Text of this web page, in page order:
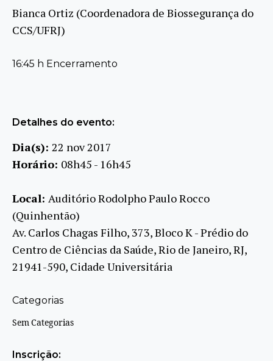
Bianca Ortiz (Coordenadora de Biossegurança do
CCS/UFRJ)
16:45 h Encerramento
Detalhes do evento:
Dia(s): 22 nov 2017
Horário: 08h45 - 16h45
Local: Auditório Rodolpho Paulo Rocco
(Quinhentão)
Av. Carlos Chagas Filho, 373, Bloco K - Prédio do
Centro de Ciências da Saúde, Rio de Janeiro, RJ,
21941-590, Cidade Universitária
Categorias
Sem Categorias
Inscrição: